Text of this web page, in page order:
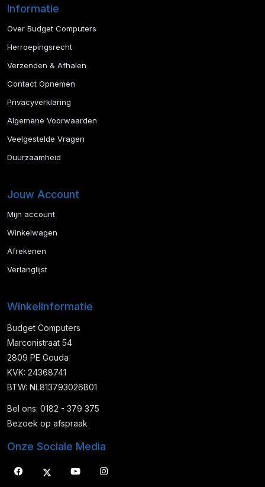
Informatie
Over Budget Computers
Herroepingsrecht
Verzenden & Afhalen
Contact Opnemen
Privacyverklaring
Algemene Voorwaarden
Veelgestelde Vragen
Duurzaamheid
Jouw Account
Mijn account
Winkelwagen
Afrekenen
Verlanglijst
Winkelinformatie
Budget Computers
Marconistraat 54
2809 PE Gouda
KVK: 24368741
BTW: NL813793026B01
Bel ons: 0182 - 379 375
Bezoek op afspraak
Onze Sociale Media